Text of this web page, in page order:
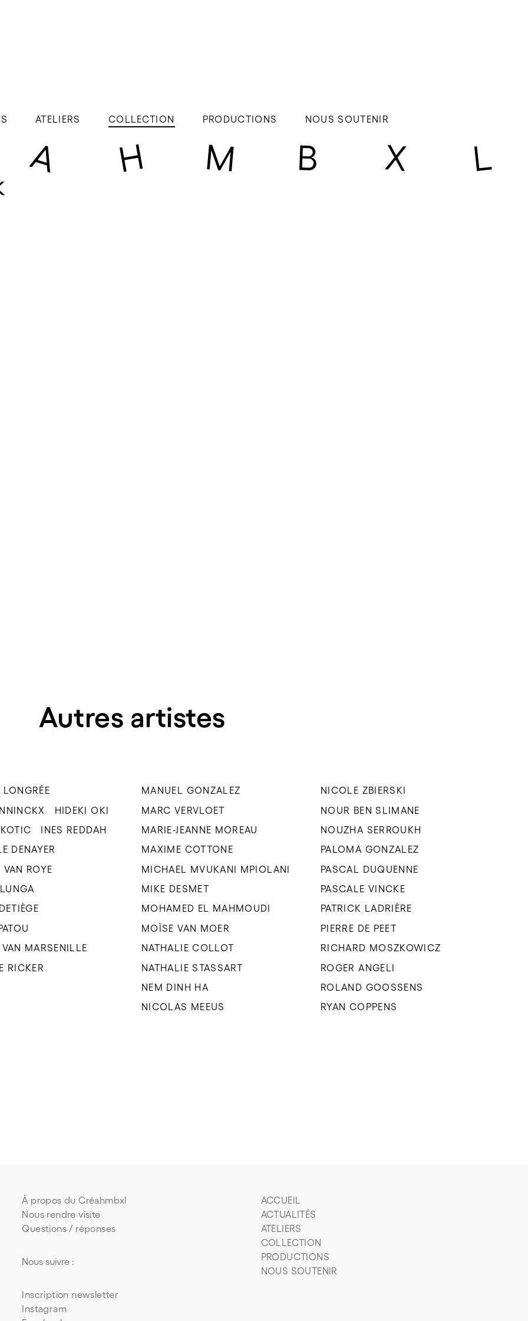
ATELIERS COLLECTION PRODUCTIONS NOUS SOUTENIR
Autres artistes
HIDEKI OKI
INES REDDAH
DENAYER
VAN ROYE
MARSENILLE
RICKER
MANUEL GONZALEZ
MARC VERVLOET
MARIE-JEANNE MOREAU
MAXIME COTTONE
MICHAEL MVUKANI MPIOLANI
MIKE DESMET
MOHAMED EL MAHMOUDI
MOÏSE VAN MOER
NATHALIE COLLOT
NATHALIE STASSART
NEM DINH HA
NICOLAS MEEUS
NICOLE ZBIERSKI
NOUR BEN SLIMANE
NOUZHA SERROUKH
PALOMA GONZALEZ
PASCAL DUQUENNE
PASCALE VINCKE
PATRICK LADRIÈRE
PIERRE DE PEET
RICHARD MOSZKOWICZ
ROGER ANGELI
ROLAND GOOSSENS
RYAN COPPENS
À propos du Créahmbxl
Nous rendre visite
Questions / réponses
ACCUEIL
ACTUALITÉS
ATELIERS
COLLECTION
PRODUCTIONS
NOUS SOUTENIR
Nous suivre :
Inscription newsletter
Instagram